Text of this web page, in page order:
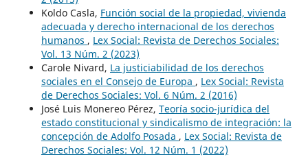
Koldo Casla, Función social de la propiedad, vivienda
adecuada y derecho internacional de los derechos
humanos , Lex Social: Revista de Derechos Sociales:
Vol. 13 Núm. 2 (2023)
Carole Nivard, La justiciabilidad de los derechos
sociales en el Consejo de Europa , Lex Social: Revista
de Derechos Sociales: Vol. 6 Núm. 2 (2016)
José Luis Monereo Pérez, Teoría socio-jurídica del
estado constitucional y sindicalismo de integración: la
concepción de Adolfo Posada , Lex Social: Revista de
Derechos Sociales: Vol. 12 Núm. 1 (2022)